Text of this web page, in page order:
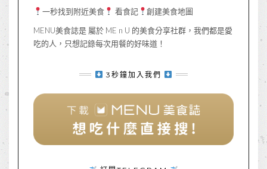
一秒找到附近美食 看食記
創建美食地圖
MENU美食誌是 屬於 ME n U 的美食分享社群，我們都是愛
吃的人，只想記錄每次用餐的好味道！
3秒鐘加入我們